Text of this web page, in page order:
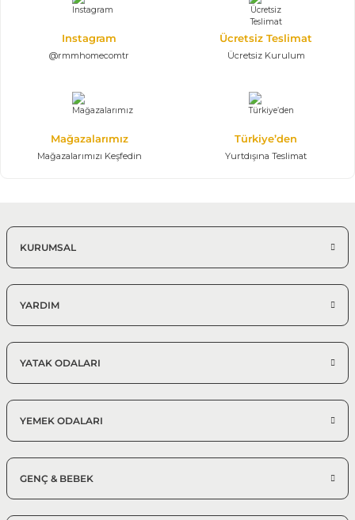
Ahşap Kaplama MDF
Magna Yemek Odası Takımı | Modern
145.361,25 TL
215.350,00 TL
Modern Yemek Odası
230.800,00 TL
Konsol, Ayna, Masa, 6 Sandalye
Modern Yemek Odası Takımı
Konsol, Ayna, Masa, 6 Sandalye
Modern Yemek Odası Takımı
Instagram
@rmmhomecomtr
Ücretsiz Teslimat
Ücretsiz Kurulum
Mağazalarımız
Mağazalarımızı Keşfedin
Türkiye’den
Yurtdışına Teslimat
KURUMSAL
YARDIM
YATAK ODALARI
YEMEK ODALARI
GENÇ & BEBEK